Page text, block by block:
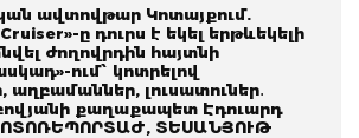
ավտովթար Կոտայքում.
ը դուրս է եկել երթևեկելի
ժողովրդին հայտնի
ում՝ կոտրելով
լուսատուներ․
քաղաքապետ Էդուարդ
ՏԵՍԱՆՅՈՒԹ